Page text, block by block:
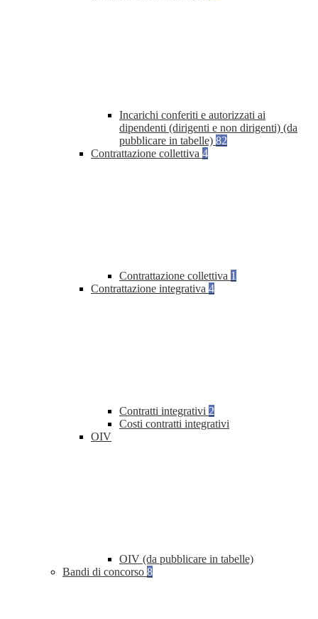
Incarichi conferiti e autorizzati ai
dipendenti (dirigenti e non dirigenti) (da
pubblicare in tabelle) 82
Contrattazione collettiva 4
Contrattazione collettiva 1
Contrattazione integrativa 4
Contratti integrativi 2
Costi contratti integrativi
OIV
OIV (da pubblicare in tabelle)
Bandi di concorso 8